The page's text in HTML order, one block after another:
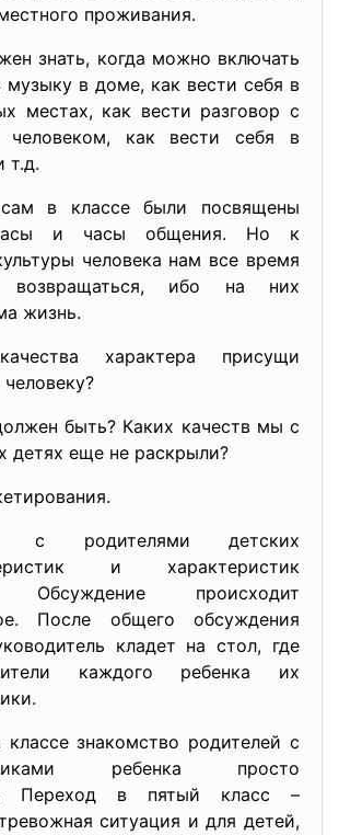
проживания.
знать, когда можно включать
музыку в доме, как вести себя в
местах, как вести разговор с
человеком, как вести себя в
т.д.
в классе были посвящены
и часы общения. Но к
человека нам все время
возвращаться, ибо на них
жизнь.
характера присущи
быть? Каких качеств мы с
детях еще не раскрыли?
с родителями детских
и характеристик
Обсуждение происходит
После общего обсуждения
кладет на стол, где
каждого ребенка их
классе знакомство родителей с
ребенка просто
Переход в пятый класс –
ситуация и для детей,